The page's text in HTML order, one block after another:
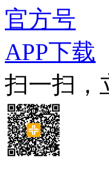
官方号
APP下载
扫一扫，